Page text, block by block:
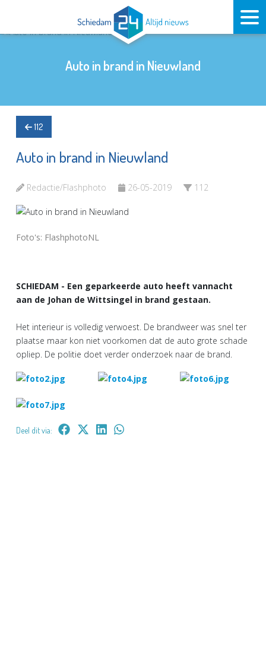
Auto in brand in Nieuwland
112
Auto in brand in Nieuwland
Redactie/Flashphoto 26-05-2019 112
Foto's: FlashphotoNL
SCHIEDAM - Een geparkeerde auto heeft vannacht
aan de Johan de Wittsingel in brand gestaan.
Het interieur is volledig verwoest. De brandweer was snel ter
plaatse maar kon niet voorkomen dat de auto grote schade
opliep. De politie doet verder onderzoek naar de brand.
Deel dit via: